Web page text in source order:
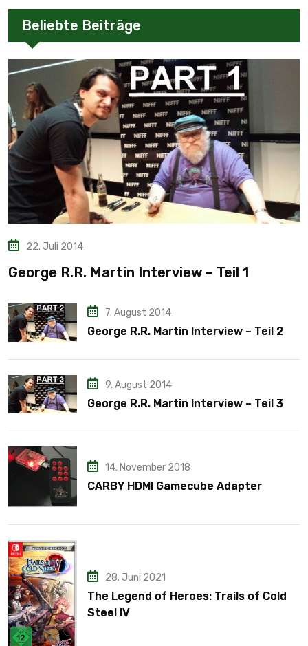
Beliebte Beiträge
22. Juli 2014
George R.R. Martin Interview – Teil 1
7. August 2014
George R.R. Martin Interview – Teil 2
9. August 2014
George R.R. Martin Interview – Teil 3
14. November 2018
CARBY HDMI Gamecube Adapter
28. Juni 2021
The Legend of Heroes: Trails of Cold
Steel IV